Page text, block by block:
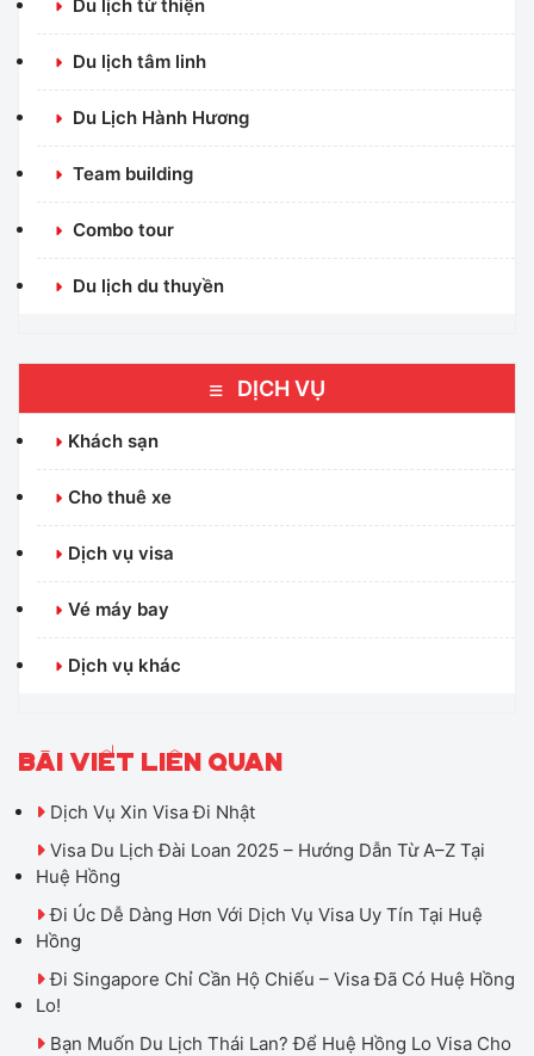
Du lịch từ thiện
Du lịch tâm linh
Du Lịch Hành Hương
Team building
Combo tour
Du lịch du thuyền
DỊCH VỤ
Khách sạn
Cho thuê xe
Dịch vụ visa
Vé máy bay
Dịch vụ khác
BÀI VIẾT LIÊN QUAN
Dịch Vụ Xin Visa Đi Nhật
Visa Du Lịch Đài Loan 2025 – Hướng Dẫn Từ A–Z Tại
Huệ Hồng
Đi Úc Dễ Dàng Hơn Với Dịch Vụ Visa Uy Tín Tại Huệ
Hồng
Đi Singapore Chỉ Cần Hộ Chiếu – Visa Đã Có Huệ Hồng
Lo!
Bạn Muốn Du Lịch Thái Lan? Để Huệ Hồng Lo Visa Cho